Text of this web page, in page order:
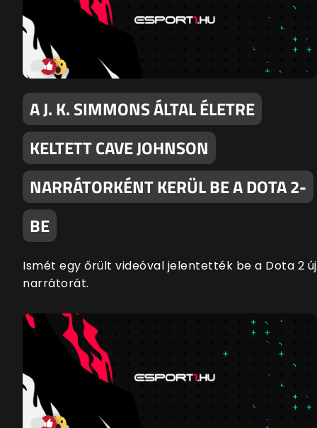
A J. K. SIMMONS ÁLTAL ÉLETRE
KELTETT CAVE JOHNSON
NARRÁTORKÉNT KERÜL BE A DOTA 2-
BE
Ismét egy őrült videóval jelentették be a Dota 2 új
narrátorát.